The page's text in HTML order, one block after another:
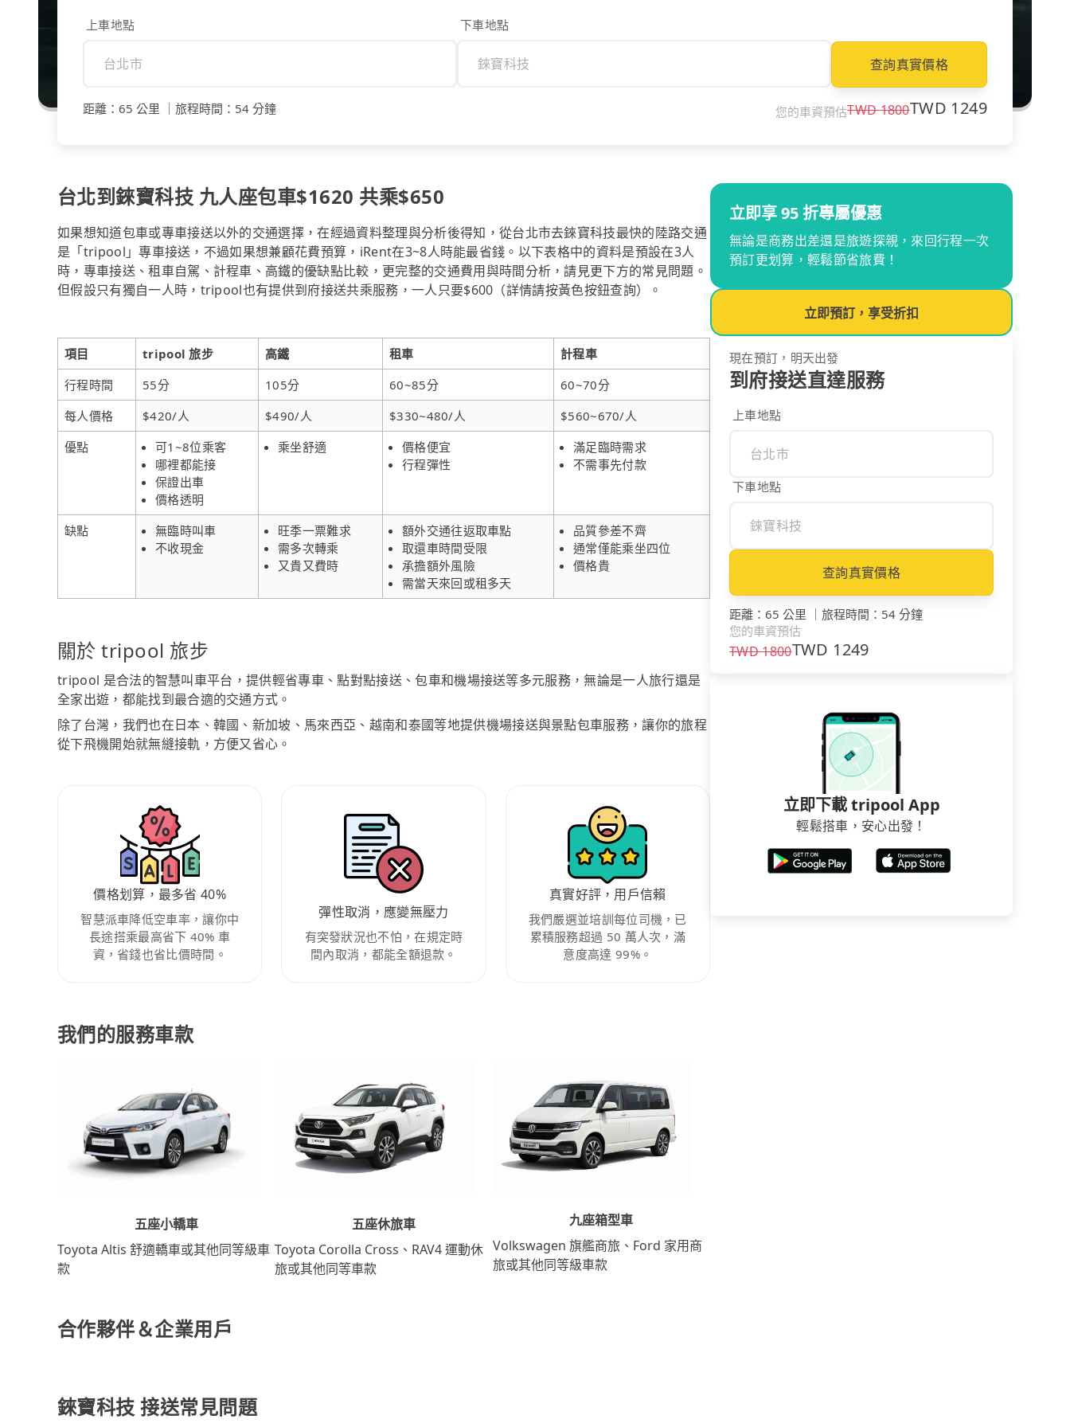
上車地點 下車地點
查詢真實價格
距離 ： 65 公里 旅程時間 ： 54 分鐘 您的車資預估TWD1800TWD 1249
台北到錸寶科技 九人座包車$1620 共乘$650
如果想知道包車或專車接送以外的交通選擇，在經過資料整理與分析後得知，從台北市去錸寶科技最快的陸路交通
是「tripool」專車接送，不過如果想兼顧花費預算，iRent在3~8人時能最省錢。以下表格中的資料是預設在3人
時，專車接送、租車自駕、計程車、高鐵的優缺點比較，更完整的交通費用與時間分析，請見更下方的常見問題。
但假設只有獨自一人時，tripool也有提供到府接送共乘服務，一人只要$600（詳情請按黃色按鈕查詢）。
項目 tripool 旅步 高鐵 租車
計程車
行程時間
55分 105分 60~85分
60~70分
每人價格
$420/人 $490/人 $330~480/人
$560~670/人
優點
可1~8位乘客
哪裡都能接
保證出車
價格透明
乘坐舒適
價格便宜
行程彈性
滿足臨時需求
不需事先付款
缺點
無臨時叫車
不收現金
旺季一票難求
需多次轉乘
又貴又費時
額外交通往返取車點
取還車時間受限
承擔額外風險
需當天來回或租多天
品質參差不齊
通常僅能乘坐四位
價格貴
關於 tripool 旅步
tripool 是合法的智慧叫車平台，提供輕省專車、點對點接送、包車和機場接送等多元服務，無論是一人旅行還是
全家出遊，都能找到最合適的交通方式。
除了台灣，我們也在日本、韓國、新加坡、馬來西亞、越南和泰國等地提供機場接送與景點包車服務，讓你的旅程
從下飛機開始就無縫接軌，方便又省心。
價格划算，最多省 40%
智慧派車降低空車率，讓你中
長途搭乘最高省下 40% 車
資，省錢也省比價時間。
彈性取消，應變無壓力
有突發狀況也不怕，在規定時
間內取消，都能全額退款。
真實好評，用戶信賴
我們嚴選並培訓每位司機，已
累積服務超過 50 萬人次，滿
意度高達 99%。
我們的服務車款
五座小轎車
Toyota Altis 舒適轎車或其他同等級車
款
五座休旅車
Toyota Corolla Cross、RAV4 運動休
旅或其他同等車款
九座箱型車
Volkswagen 旗艦商旅、Ford 家用商
旅或其他同等級車款
合作夥伴＆企業用戶
錸寶科技 接送常見問題
立即享 95 折專屬優惠
無論是商務出差還是旅遊探親，來回行程一次
預訂更划算，輕鬆節省旅費！
立即預訂，享受折扣
現在預訂，明天出發
到府接送直達服務
上車地點
下車地點
查詢真實價格
距離 ： 65 公里 ｜ 旅程時間 ： 54 分鐘
您的車資預估
TWD1800TWD 1249
立即下載 tripool App
輕鬆搭車，安心出發！